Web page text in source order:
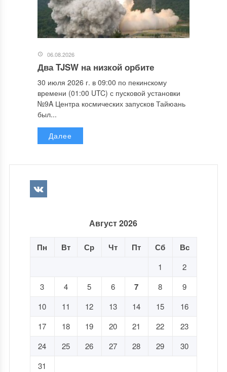
06.08.2026
Два TJSW на низкой орбите
30 июля 2026 г. в 09:00 по пекинскому
времени (01:00 UTC) с пусковой установки
№9A Центра космических запусков Тайюань
был...
Далее
Август 2026
Пн Вт Ср Чт Пт Сб Вс
1
2
3
4 5 6 7 8
9
10
11 12 13 14 15
16
17
18 19 20 21 22
23
24
25 26 27 28 29
30
31